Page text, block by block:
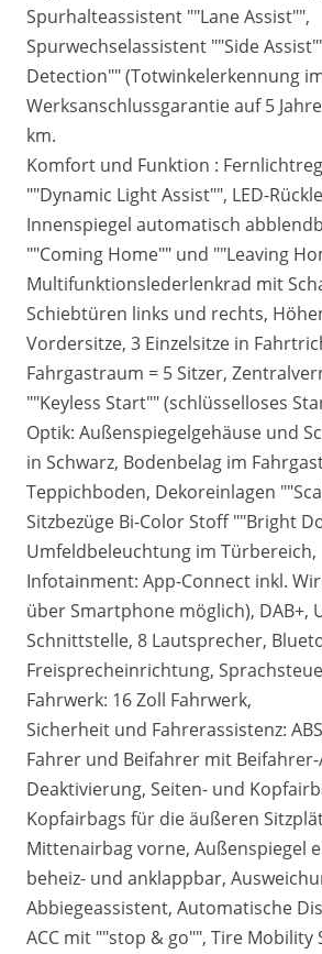
Spurhalteassistent ""Lane Assist"",
Spurwechselassistent ""Side
Detection"" (Totwinkelerkennung
Werksanschlussgarantie auf 5
km.
Komfort und Funktion :
""Dynamic Light Assist"", LED-
Innenspiegel automatisch
""Coming Home"" und ""Leaving
Multifunktionslederlenkrad mit
Schiebtüren links und rechts,
Vordersitze, 3 Einzelsitze in
Fahrgastraum = 5 Sitzer,
""Keyless Start"" (schlüsselloses
Optik: Außenspiegelgehäuse und
in Schwarz, Bodenbelag im
Teppichboden, Dekoreinlagen
Sitzbezüge Bi-Color Stoff ""Bright
Umfeldbeleuchtung im Türbereich,
Infotainment: App-Connect inkl.
über Smartphone möglich), DAB+,
Schnittstelle, 8 Lautsprecher,
Freisprecheinrichtung,
Fahrwerk: 16 Zoll Fahrwerk,
Sicherheit und Fahrerassistenz:
Fahrer und Beifahrer mit
Deaktivierung, Seiten- und
Kopfairbags für die äußeren
Mittenairbag vorne, Außenspiegel
beheiz- und anklappbar,
Abbiegeassistent, Automatische
ACC mit ""stop & go"", Tire Mobility